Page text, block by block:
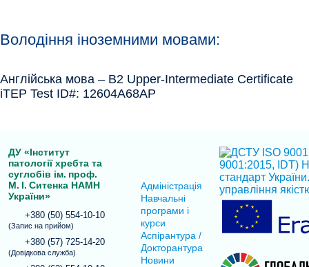
Володіння іноземними мовами:
Англійська мова – B2 Upper-Intermediate Certificate
iTEP Test ID#: 12604A68AP
ДУ «Інститут
патології хребта та
суглобів ім. проф.
М. І. Ситенка НАМН
України»
+380 (50) 554-10-10
(Запис на прийом)
+380 (57) 725-14-20
(Довідкова служба)
Адміністрація
Навчальні
програми і
курси
Аспірантура /
Докторантура
Новини